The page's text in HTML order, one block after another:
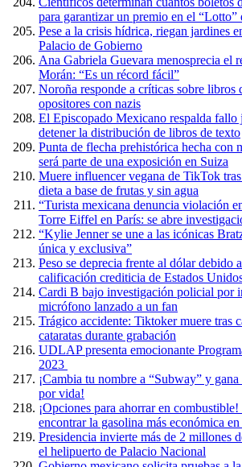
para garantizar un premio en el
Pese a la crisis hídrica, riegan jardines
Palacio de Gobierno
Ana Gabriela Guevara menosprecia el
Morán: “Es un récord fácil”
Noroña responde a críticas sobre libros
opositores con nazis
El Episcopado Mexicano respalda
detener la distribución de libros de texto
Punta de flecha prehistórica hecha con
será parte de una exposición en Suiza
Muere influencer vegana de TikTok
dieta a base de frutas y sin agua
“Turista mexicana denuncia violación
Torre Eiffel en París: se abre
“Kylie Jenner se une a las icónicas
única y exclusiva”
Peso se deprecia frente al dólar debido
calificación crediticia de Estados
Cardi B bajo investigación policial por
micrófono lanzado a un fan
Trágico accidente: Tiktoker muere tras
cataratas durante grabación
UDLAP presenta emocionante
2023
¡Cambia tu nombre a “Subway” y
por vida!
¡Opciones para ahorrar en
encontrar la gasolina más económica
Presidencia invierte más de 2 millones
el helipuerto de Palacio Nacional